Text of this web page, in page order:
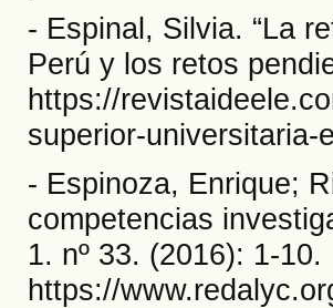
- Espinal, Silvia. “La
Perú y los retos
https://
superior-universitaria-
- Espinoza, Enrique;
competencias
1. nº 33. (2016): 1-10.
https://